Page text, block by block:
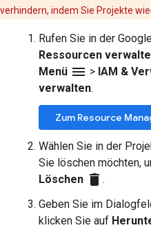
verhindern, indem Sie Projekte
Rufen Sie in der
Ressourcen
Menü menu > IAM &
verwalten.
Zum Resource
Wählen Sie in der
Sie löschen möchten,
Löschen delete .
Geben Sie im
klicken Sie auf